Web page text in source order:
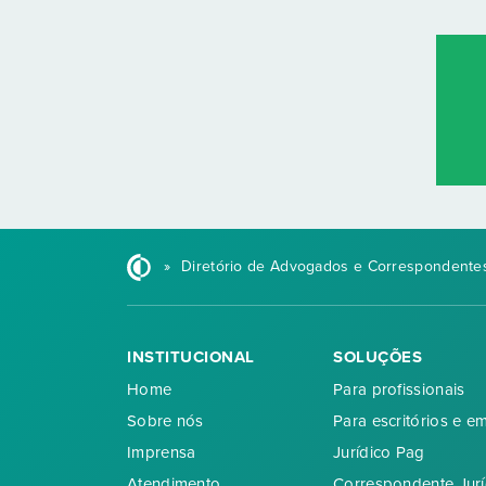
» Diretório de Advogados e
INSTITUCIONAL
Home
Sobre nós
Imprensa
SOLUÇÕES
Para profissionais
Para escritórios e
Jurídico Pag